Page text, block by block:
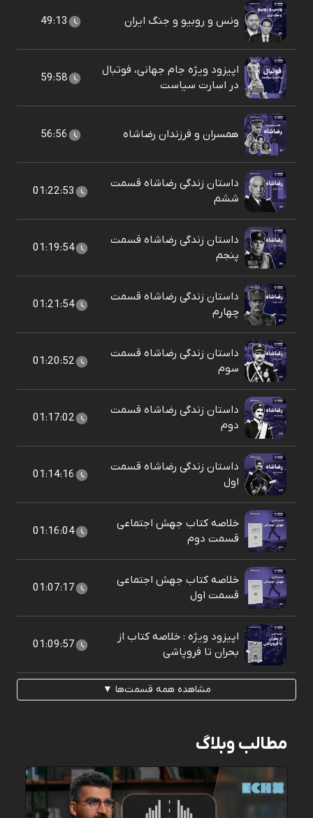
ونس و روبیو و جنگ ایران 49:13
اپیزود ویژه جام جهانی، فوتبال
در اسارت سیاست
59:58
همسران و فرزندان رضاشاه 56:56
داستان زندگی رضاشاه قسمت
ششم
01:22:53
داستان زندگی رضاشاه قسمت
پنجم
01:19:54
داستان زندگی رضاشاه قسمت
چهارم
01:21:54
داستان زندگی رضاشاه قسمت
سوم
01:20:52
داستان زندگی رضاشاه قسمت
دوم
01:17:02
داستان زندگی رضاشاه قسمت
اول
01:14:16
خلاصه کتاب جهش اجتماعی
قسمت دوم
01:16:04
خلاصه کتاب جهش اجتماعی
قسمت اول
01:07:17
اپیزود ویژه : خلاصه کتاب از
بحران تا فروپاشی
01:09:57
مشاهده همه قسمت‌ها ▼
مطالب وبلاگ